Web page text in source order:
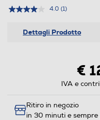
4.0 (1)
Dettagli Prodotto
€
IVA e
Ritiro in negozio
in 30 minuti e